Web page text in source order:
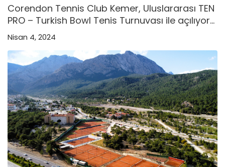
Corendon Tennis Club Kemer, Uluslararası TEN
PRO – Turkish Bowl Tenis Turnuvası ile açılıyor...
Nisan 4, 2024